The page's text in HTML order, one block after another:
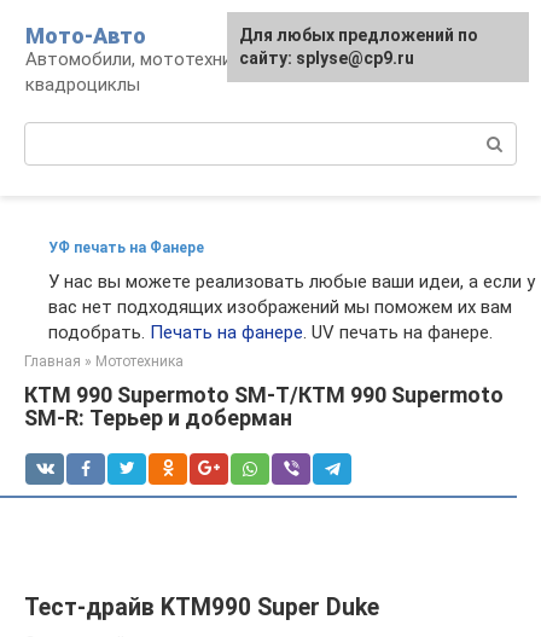
контенту
Мото-Авто
Автомобили, мототехника, снегоходы,
квадроциклы
УФ печать на Фанере
У нас вы можете реализовать любые ваши идеи, а если у
вас нет подходящих изображений мы поможем их вам
подобрать. Печать на фанере. UV печать на фанере.
Главная » Мототехника
КТМ 990 Supermoto SM-T/КТМ 990 Supermoto
SM-R: Терьер и доберман
Тест-драйв KTM990 Super Duke
Для любых предложений по
сайту: splyse@cp9.ru